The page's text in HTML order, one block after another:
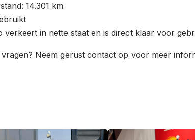
14.301 km
verkeert in nette staat en is direct klaar voor
Neem gerust contact op voor meer